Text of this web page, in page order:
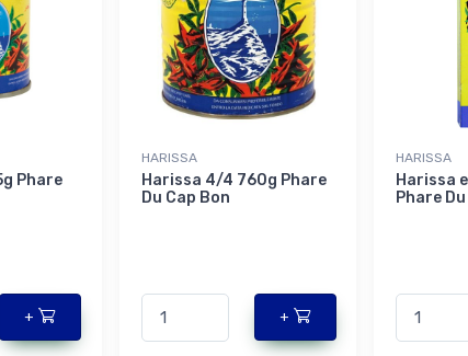
Phare
+
HARISSA
Harissa 4/4 760g Phare
Du Cap Bon
+
HARISSA
Harissa
Phare